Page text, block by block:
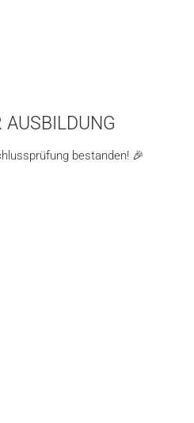
AUSBILDUNG
bestanden! 🎉